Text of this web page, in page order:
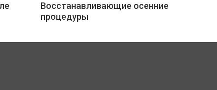
Восстанавливающие осенние
процедуры